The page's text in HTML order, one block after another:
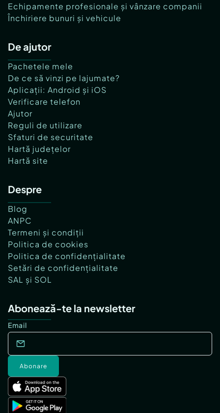
Echipamente profesionale și vânzare companii
Închiriere bunuri și vehicule
De ajutor
Pachetele mele
De ce să vinzi pe lajumate?
Aplicații: Android și iOS
Verificare telefon
Ajutor
Reguli de utilizare
Sfaturi de securitate
Hartă județelor
Hartă site
Despre
Blog
ANPC
Termeni și condiții
Politica de cookies
Politica de confidențialitate
Setări de confidențialitate
SAL și SOL
Abonează-te la newsletter
Email
Abonare